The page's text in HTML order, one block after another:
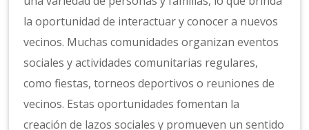
la oportunidad de interactuar y conocer a nuevos
vecinos. Muchas comunidades organizan eventos
sociales y actividades comunitarias regulares,
como fiestas, torneos deportivos o reuniones de
vecinos. Estas oportunidades fomentan la
creación de lazos sociales y promueven un sentido